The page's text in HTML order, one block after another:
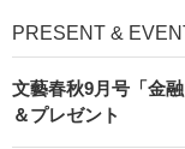
PRESENT &
文藝春秋9月号「金
＆プレゼント